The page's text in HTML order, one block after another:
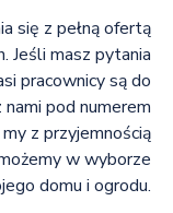
się z pełną ofertą
Jeśli masz pytania
pracownicy są do
pod numerem
z przyjemnością
w wyborze
domu i ogrodu.